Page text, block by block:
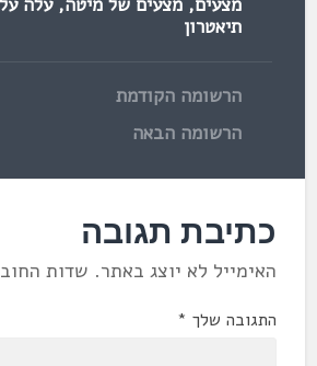
תיאטרון
הרשומה הקודמת
הרשומה הבאה
כתיבת תגובה
האימייל לא יוצג באתר. שדות
התגובה שלך *